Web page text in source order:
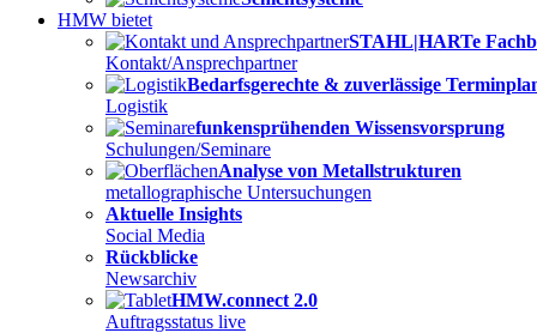
HMW bietet
STAHL|HARTe
Kontakt/Ansprechpartner
Bedarfsgerechte & zuverlässige
Logistik
funkensprühenden Wissensvorsprung
Schulungen/Seminare
Analyse von Metallstrukturen
metallographische Untersuchungen
Aktuelle Insights
Social Media
Rückblicke
Newsarchiv
HMW.connect 2.0
Auftragsstatus live